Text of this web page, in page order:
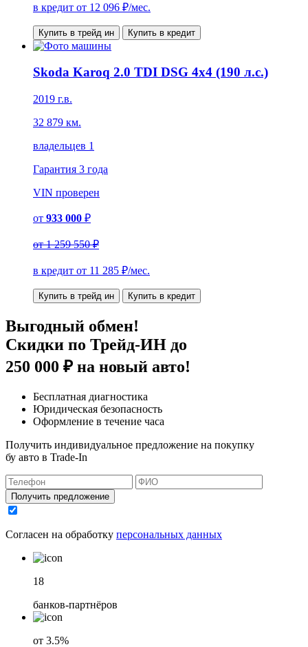
в кредит от 12 096 ₽/мес.
Купить в трейд ин Купить в кредит
Skoda Karoq 2.0 TDI DSG 4x4 (190 л.с.)
2019 г.в.
32 879 км.
владельцев 1
Гарантия 3 года
VIN проверен
от 933 000 ₽
от1 259 550 ₽
в кредит от 11 285 ₽/мес.
Купить в трейд ин Купить в кредит
Выгодный обмен!
Скидки по Трейд-ИН до
250 000 ₽ на новый авто!
Бесплатная диагностика
Юридическая безопасность
Оформление в течение часа
Получить индивидуальное предложение на покупку
бу авто в Trade-In
Получить предложение
Согласен на обработку персональных данных
18
банков-партнёров
от 3.5%